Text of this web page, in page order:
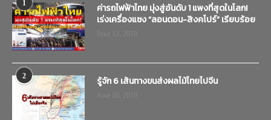
1
ค่ารถไฟฟ้าไทย มุ่งสู่อันดับ 1 แพงที่สุดในโลก!
เร่งเครื่องแซง “ลอนดอน-สิงคโปร์” เรียบร้อย
2 รู้จัก 6 เส้นทางขนส่งผลไม้ไทยไปจีน